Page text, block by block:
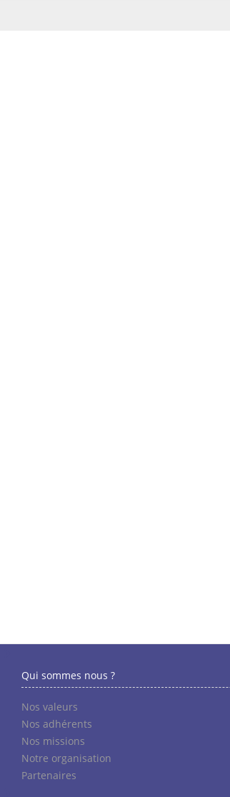
Qui sommes nous ?
Nos valeurs
Nos adhérents
Nos missions
Notre organisation
Partenaires